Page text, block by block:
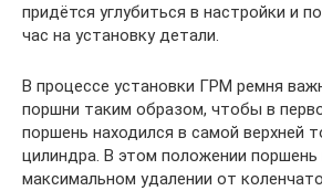
придётся углубиться в настройки и
час на установку детали.
В процессе установки ГРМ ремня
поршни таким образом, чтобы в
поршень находился в самой верхней
цилиндра. В этом положении поршень
максимальном удалении от